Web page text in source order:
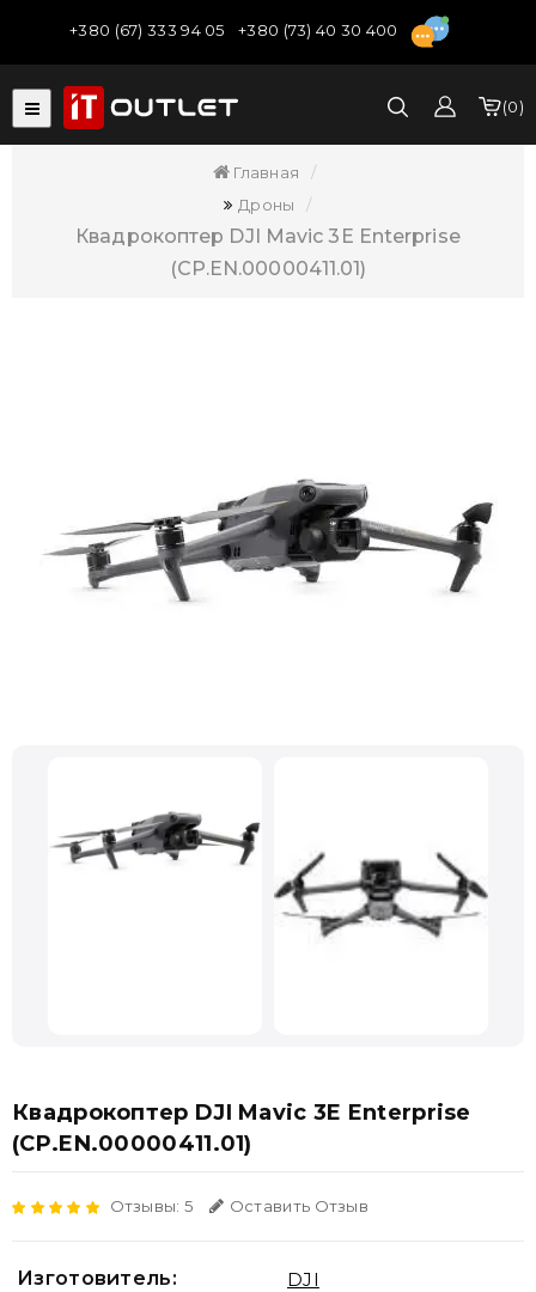
+380 (67) 333 94 05 +380 (73) 40 30 400
0
Главная
Дроны
Квадрокоптер DJI Mavic 3E Enterprise
(CP.EN.00000411.01)
Квадрокоптер DJI Mavic 3E Enterprise
(CP.EN.00000411.01)
Отзывы: 5 Оставить Отзыв
Изготовитель: DJI